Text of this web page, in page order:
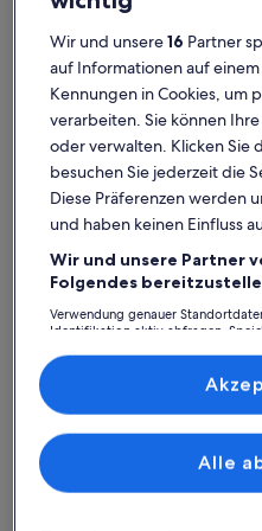
Ferienhaus
Burgruine
deine perfekte
Weitere Infos zu
Wir und unsere16 Partner
auf Informationen auf
Kennungen in Cookies, um
verarbeiten. Sie können
oder verwalten. Klicken Sie
besuchen Sie jederzeit die
Diese Präferenzen werden
und haben keinen Einfluss
Wir und unsere Partner
Folgendes
Verwendung genauer
Identifikation aktiv abfragen.
Inhalte, Messung von
Zielgruppenforschung sowie
Liste der Partner
Alle